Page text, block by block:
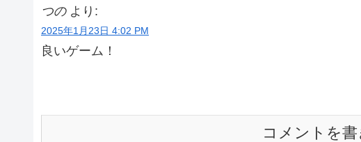
つの より:
2025年1月23日 4:02 PM
良いゲーム！
コメントを書